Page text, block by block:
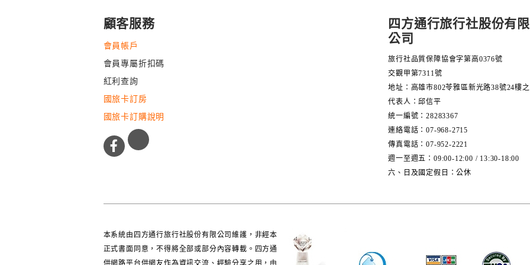
顧客服務
會員帳戶
會員專屬折扣碼
紅利查詢
國旅卡訂房
國旅卡訂購說明
四方通行旅行社股份有限
公司
旅行社品質保障協會字第高0376號
交觀甲第7311號
地址：高雄市802苓雅區新光路38號24樓
代表人：邱信平
統一編號：28283367
連絡電話：07-968-2715
傳真電話：07-952-2221
週一至週五：09:00-12:00 / 13:30-18:00
六、日及國定假日：公休
本系統由四方通行旅行社股份有限公司維護，非經本公司
正式書面同意，不得將全部或部分內容轉載。四方通行提
供網路平台供網友作為資訊交流、經驗分享之用，由網友